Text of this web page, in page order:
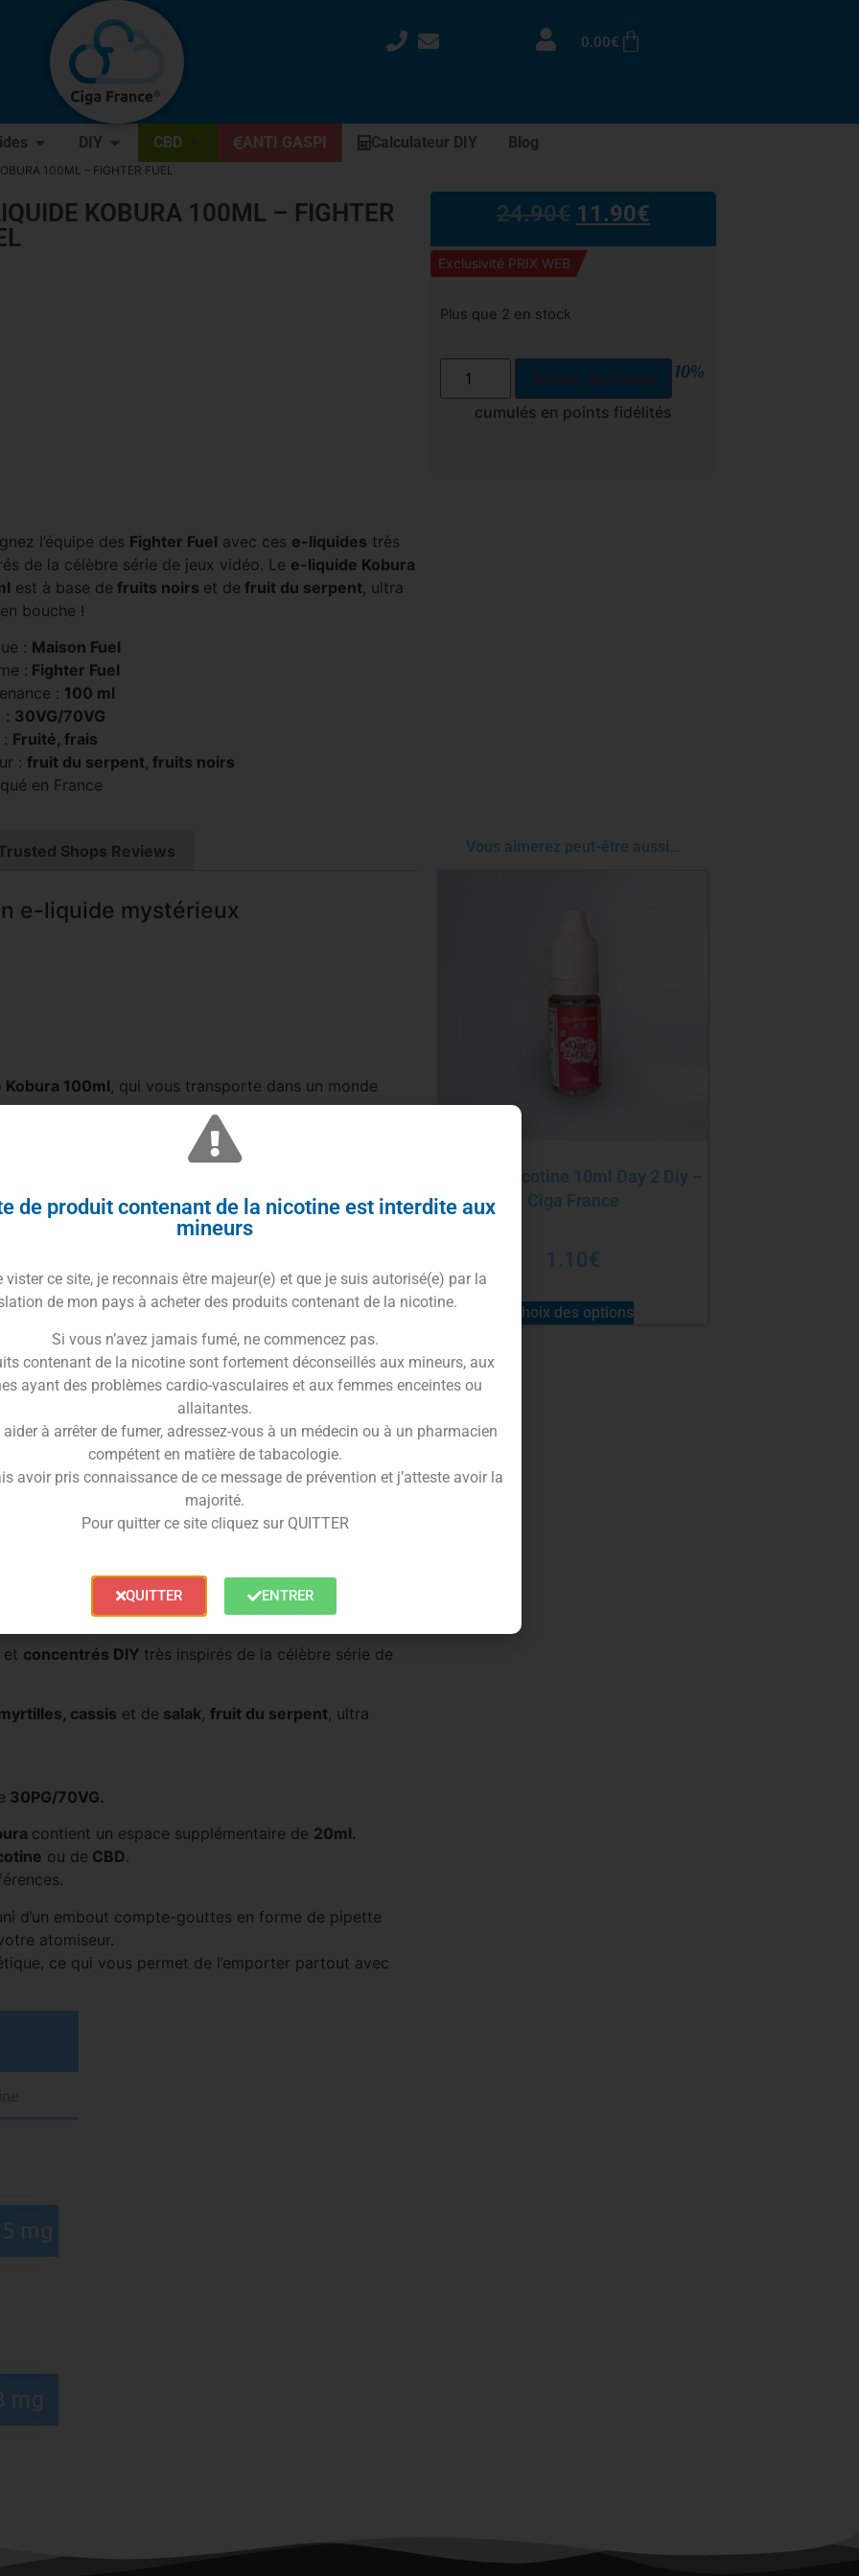
0.00€
DIY CBD ANTI GASPI Calculateur DIY Blog
100ML – FIGHTER FUEL
KOBURA 100ML – FIGHTER
l’équipe des Fighter Fuel avec ces e-liquides très
de la célèbre série de jeux vidéo. Le e-liquide Kobura
est à base de fruits noirs et de fruit du serpent, ultra
bouche !
: Maison Fuel
: Fighter Fuel
: 100 ml
: 30VG/70VG
Fruité, frais
: fruit du serpent, fruits noirs
en France
24.90€ 11.90€
Exclusivité PRIX WEB
Plus que 2 en stock
Ajouter au panier 10%
cumulés en points fidélités
Shops Reviews
e-liquide mystérieux
100ml, qui vous transporte dans un monde
International des Vipères Assassines, ce
accompagnée de son fidèle katana
dans votre atomiseur, créant une expérience
exotique du
à frapper avec précision et élégance. Chaque
où les saveurs se révèlent comme des armes
100ml
et laissez votre palais succomber à la noirceur
fruit du dragon.
sommets gustatifs inexplorés, où chaque
et à libérer le tueur à gages qui sommeille en
Kobura 100ml
et concentrés DIY très inspirés de la célèbre série de
cassis et de salak, fruit du serpent, ultra
30PG/70VG.
contient un espace supplémentaire de 20ml.
ou de CBD.
d’un embout compte-gouttes en forme de pipette
atomiseur.
ce qui vous permet de l’emporter partout avec
Vous aimerez peut-être aussi…
Booster nicotine 10ml Day 2 Diy –
Ciga France
1.10€
Choix des options
de produit contenant de la nicotine est interdite aux
mineurs
vister ce site, je reconnais être majeur(e) et que je suis autorisé(e) par la
de mon pays à acheter des produits contenant de la nicotine.
Si vous n’avez jamais fumé, ne commencez pas.
contenant de la nicotine sont fortement déconseillés aux mineurs, aux
ayant des problèmes cardio-vasculaires et aux femmes enceintes ou
allaitantes.
à arrêter de fumer, adressez-vous à un médecin ou à un pharmacien
compétent en matière de tabacologie.
avoir pris connaissance de ce message de prévention et j’atteste avoir la
majorité.
Pour quitter ce site cliquez sur QUITTER
QUITTER ENTRER